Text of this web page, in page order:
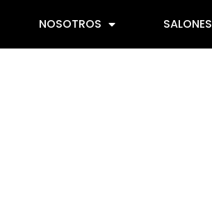
NOSOTROS SALONES